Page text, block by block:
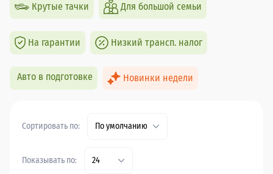
Крутые тачки Для большой семьи
На гарантии Низкий трансп. налог
Авто в подготовке Новинки недели
Сортировать по: По умолчанию
Показывать по: 24